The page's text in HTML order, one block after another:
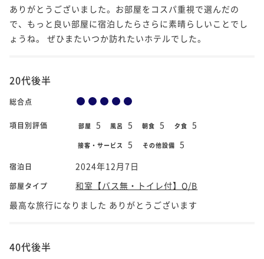
ありがとうございました。お部屋をコスパ重視で選んだの
で、もっと良い部屋に宿泊したらさらに素晴らしいことでし
ょうね。 ぜひまたいつか訪れたいホテルでした。
20代後半
総合点
項目別評価 部屋 5 風呂 5 朝食 5 夕食 5
接客・サービス 5 その他設備 5
宿泊日 2024年12月7日
部屋タイプ
和室【バス無・トイレ付】O/B
最高な旅行になりました ありがとうございます
40代後半